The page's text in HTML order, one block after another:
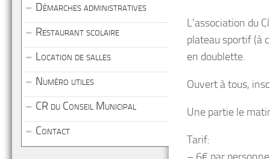
L’association du
plateau sportif (à
en doublette.
Ouvert à tous,
Une partie le
Tarif:
Démarches administratives
Restaurant scolaire
Location de salles
Numéro utiles
CR du Conseil Municipal
Contact